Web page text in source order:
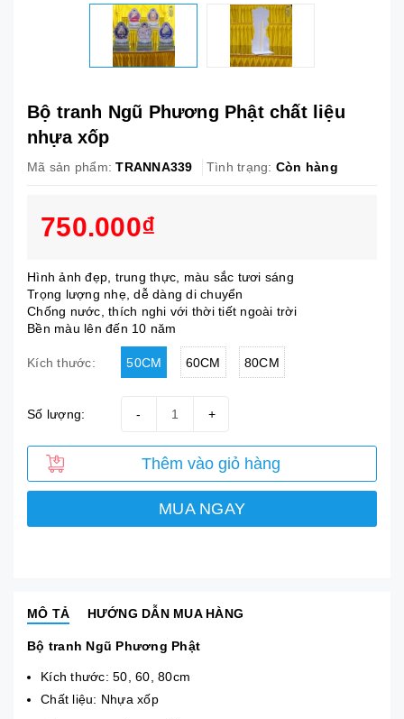
Bộ tranh Ngũ Phương Phật chất liệu
nhựa xốp
Mã sản phẩm: TRANNA339 Tình trạng: Còn hàng
750.000₫
Hình ảnh đẹp, trung thực, màu sắc tươi sáng
Trọng lượng nhẹ, dễ dàng di chuyển
Chống nước, thích nghi với thời tiết ngoài trời
Bền màu lên đến 10 năm
Kích thước: 50CM 60CM 80CM
Số lượng: +
-
Thêm vào giỏ hàng
MUA NGAY
MÔ TẢ HƯỚNG DẪN MUA HÀNG
Bộ tranh Ngũ Phương Phật
Kích thước: 50, 60, 80cm
Chất liệu: Nhựa xốp